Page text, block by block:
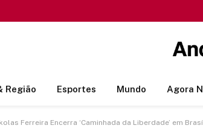
Região Esportes Mundo Agora
Ferreira Encerra ‘Caminhada da Liberdade’ em